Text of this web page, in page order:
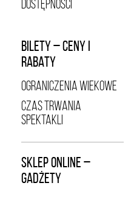
DOSTĘPNOŚCI
BILETY – CENY I
RABATY
OGRANICZENIA WIEKOWE
CZAS TRWANIA
SPEKTAKLI
SKLEP ONLINE –
GADŻETY